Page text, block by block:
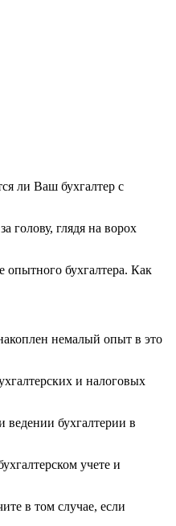
ли Ваш бухгалтер с
голову, глядя на ворох
опытного бухгалтера. Как
немалый опыт в это
и налоговых
бухгалтерии в
учете и
в том случае, если